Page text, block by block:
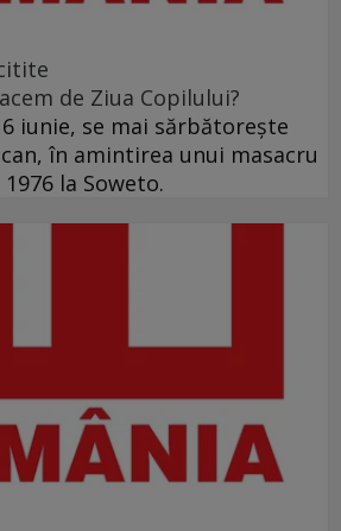
de Ziua Copilului?
iunie, se mai sărbătoreşte
în amintirea unui masacru
la Soweto.